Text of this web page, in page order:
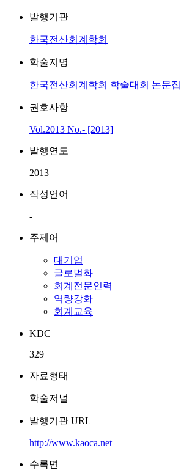
발행기관
한국전산회계학회
학술지명
한국전산회계학회 학술대회 논문집
권호사항
Vol.2013 No.- [2013]
발행연도
2013
작성언어
-
주제어
대기업
글로벌화
회계전문인력
역량강화
회계교육
KDC
329
자료형태
학술저널
발행기관 URL
http://www.kaoca.net
수록면